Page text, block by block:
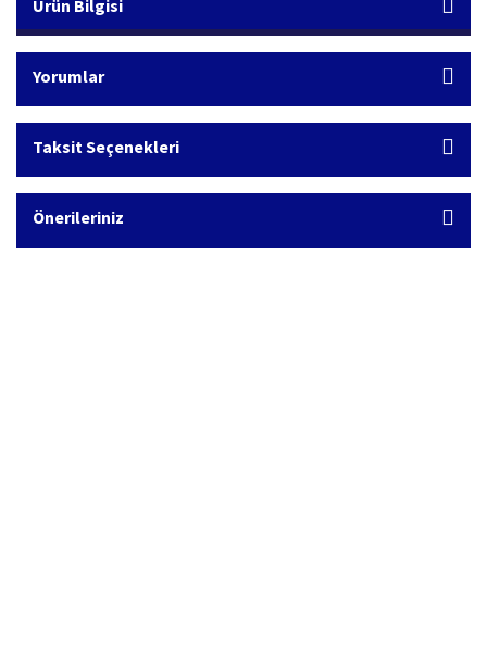
Ürün Bilgisi
Yorumlar
Taksit Seçenekleri
Önerileriniz